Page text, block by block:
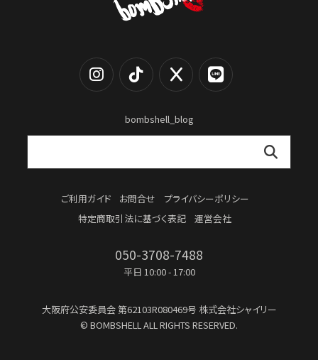
bombshell_blog
ご利用ガイド お問合せ
プライバシーポリシー
特定商取引法に基づく表記
運営会社
050-3708-7488
平日 10:00 - 17:00
大阪府公安委員会第62103R080469号 株式会社シャイリー
© BOMBSHELL ALL RIGHTS RESERVED.